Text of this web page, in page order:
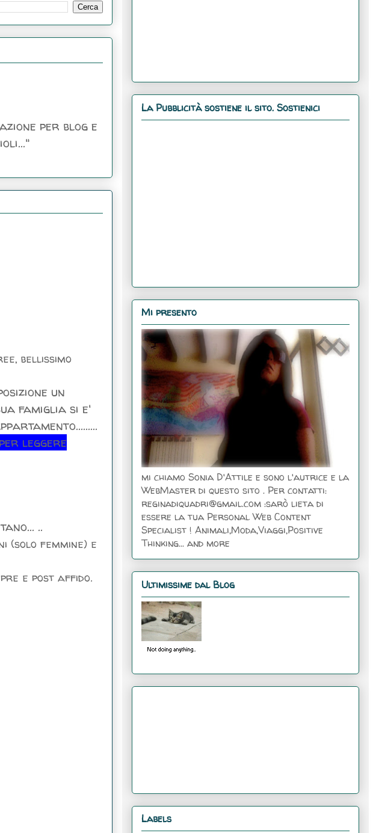
per blog e
bellissimo
un
famiglia si e'
leggere
..
(solo femmine) e
e post affido.
La Pubblicità sostiene il sito. Sostienici
Mi presento
mi chiamo Sonia D'Attile e sono l'autrice e la
WebMaster di questo sito . Per contatti:
reginadiquadri@gmail.com :sarò lieta di
essere la tua Personal Web Content
Specialist ! Animali,Moda,Viaggi,Positive
Thinking... and more
Ultimissime dal Blog
Labels